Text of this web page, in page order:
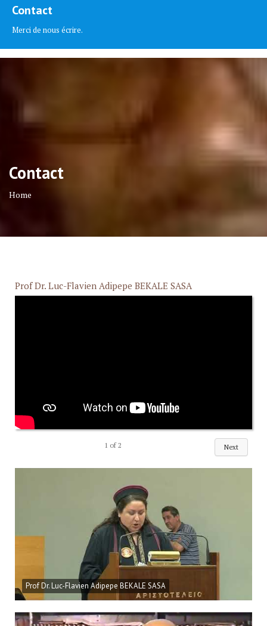
Contact
Merci de nous écrire.
Contact
Home
Prof Dr. Luc-Flavien Adipepe BEKALE SASA
1 of 2 Next
Prof Dr. Luc-Flavien Adipepe BEKALE SASA